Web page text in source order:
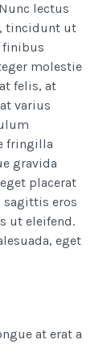
lectus
tincidunt ut
finibus
molestie
felis, at
varius
fringilla
gravida
placerat
sagittis eros
ut eleifend.
eget
at erat a